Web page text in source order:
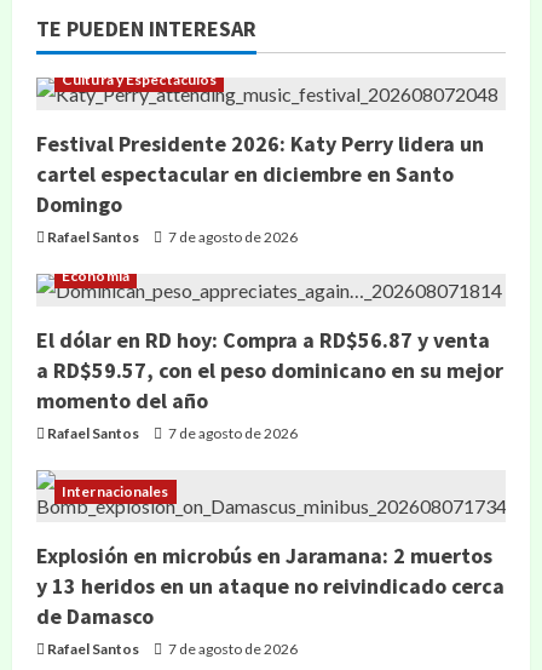
TE PUEDEN INTERESAR
Cultura y Espectáculos
Festival Presidente 2026: Katy Perry lidera un
cartel espectacular en diciembre en Santo
Domingo
Rafael Santos 7 de agosto de 2026
Economía
El dólar en RD hoy: Compra a RD$56.87 y venta
a RD$59.57, con el peso dominicano en su mejor
momento del año
Rafael Santos 7 de agosto de 2026
Internacionales
Explosión en microbús en Jaramana: 2 muertos
y 13 heridos en un ataque no reivindicado cerca
de Damasco
Rafael Santos 7 de agosto de 2026